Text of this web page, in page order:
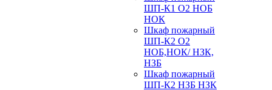
ШП-К1 О2 НОБ
НОК
Шкаф пожарный
ШП-К2 О2
НОБ,НОК/ НЗК,
НЗБ
Шкаф пожарный
ШП-К2 НЗБ НЗК